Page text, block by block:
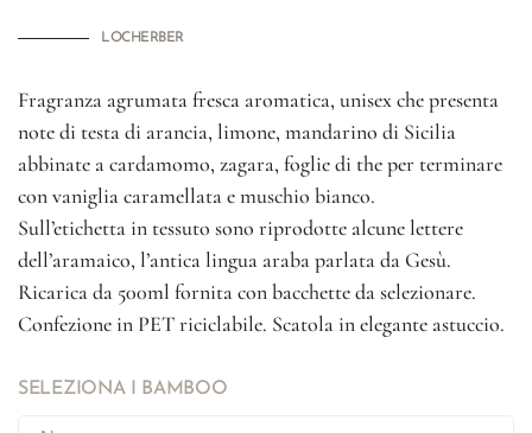
LOCHERBER
Fragranza agrumata fresca aromatica, unisex che presenta
note di testa di arancia, limone, mandarino di Sicilia
abbinate a cardamomo, zagara, foglie di the per terminare
con vaniglia caramellata e muschio bianco.
Sull’etichetta in tessuto sono riprodotte alcune lettere
dell’aramaico, l’antica lingua araba parlata da Gesù.
Ricarica da 500ml fornita con bacchette da selezionare.
Confezione in PET riciclabile. Scatola in elegante astuccio.
SELEZIONA I BAMBOO